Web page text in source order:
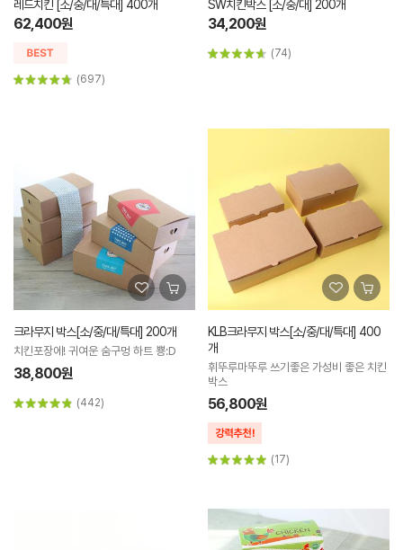
레드치킨 [소/중/대/특대] 400개
62,400원
(697)
SW치킨박스 [소/중/대] 200개
34,200원
(74)
크라무지 박스[소/중/대/특대] 200개
치킨포장에! 귀여운 숨구멍 하트 뿅:D
38,800원
(442)
KLB크라무지 박스[소/중/대/특대] 400
개
휘뚜루마뚜루 쓰기좋은 가성비 좋은 치킨
박스
56,800원
(17)